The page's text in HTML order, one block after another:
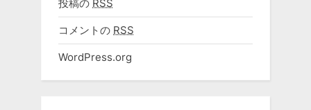
投稿の RSS
コメントの RSS
WordPress.org